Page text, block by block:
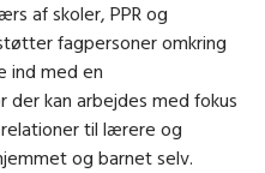
af skoler, PPR og
fagpersoner omkring
ind med en
kan arbejdes med fokus
til lærere og
og barnet selv.